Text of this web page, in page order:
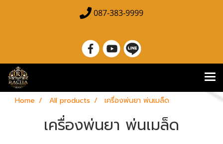
087-383-9999
Home All products เครื่องพ่นยา พ่นเมล็ด
เครื่องพ่นยา พ่นเมล็ด